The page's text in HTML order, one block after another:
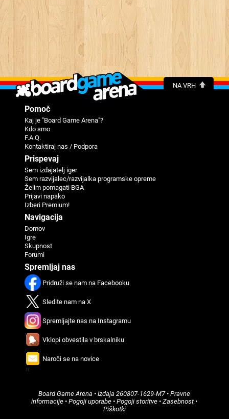
NA VRH
Pomoč
Kaj je "Board Game Arena"?
Kdo smo
F.A.Q.
Kontaktiraj nas / Podpora
Prispevaj
Sem izdajatelj iger
Sem razvijalec/razvijalka programske opreme
Želim pomagati BGA
Prijavi napako
Izberi Premium!
Navigacija
Domov
Igre
Skupnost
Forumi
Spremljaj nas
Pridruži se nam na Facebooku
Sledite nam na X
Spremljajte nas na Instagramu
Vklopi obvestila v brskalniku
Naroči se na novice
Board Game Arena • Izdaja260807-1629-M7•Pravne
informacije •Pogoji uporabe •Pogoji storitve •Zasebnost•
Piškotki
π